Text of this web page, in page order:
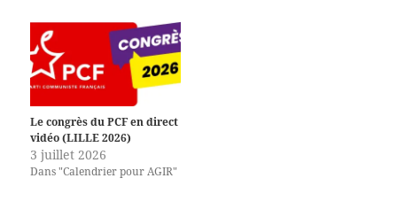
Le congrès du PCF en direct
vidéo (LILLE 2026)
3 juillet 2026
Dans "Calendrier pour AGIR"